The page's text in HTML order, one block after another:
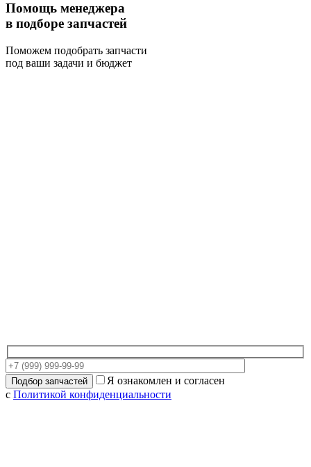
Помощь менеджера
в подборе запчастей
Поможем подобрать запчасти
под ваши задачи и бюджет
Я ознакомлен и согласен
с Политикой конфиденциальности